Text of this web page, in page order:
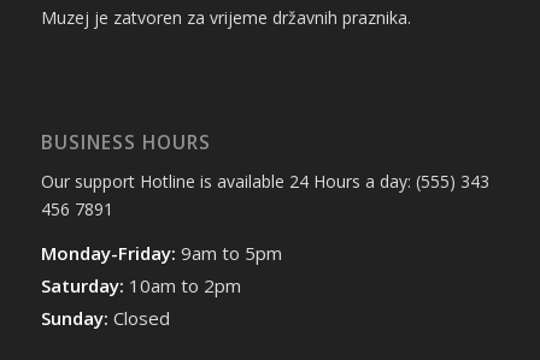
Muzej je zatvoren za vrijeme državnih praznika.
BUSINESS HOURS
Our support Hotline is available 24 Hours a day: (555) 343
456 7891
Monday-Friday: 9am to 5pm
Saturday: 10am to 2pm
Sunday: Closed